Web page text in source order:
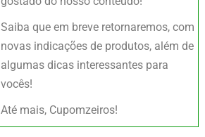
Saiba que em breve retornaremos, com
novas indicações de produtos, além de
algumas dicas interessantes para
vocês!
Até mais, Cupomzeiros!